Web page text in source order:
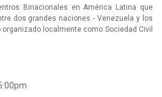
Binacionales en América Latina que
dos grandes naciones - Venezuela y los
localmente como Sociedad Civil